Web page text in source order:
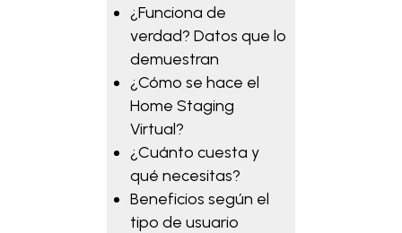
¿Funciona de
verdad? Datos que lo
demuestran
¿Cómo se hace el
Home Staging
Virtual?
¿Cuánto cuesta y
qué necesitas?
Beneficios según el
tipo de usuario